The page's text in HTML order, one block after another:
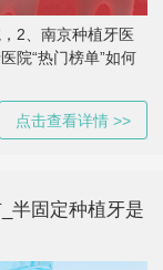
2、南京种植牙医
院“热门榜单”如何
点击查看详情 >>
半固定种植牙是